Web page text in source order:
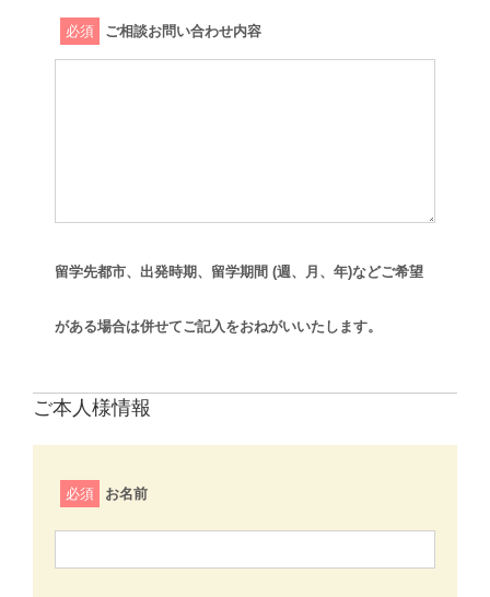
必須 ご相談お問い合わせ内容
留学先都市、出発時期、留学期間 (週、月、年)などご希望
がある場合は併せてご記入をおねがいいたします。
ご本人様情報
必須 お名前